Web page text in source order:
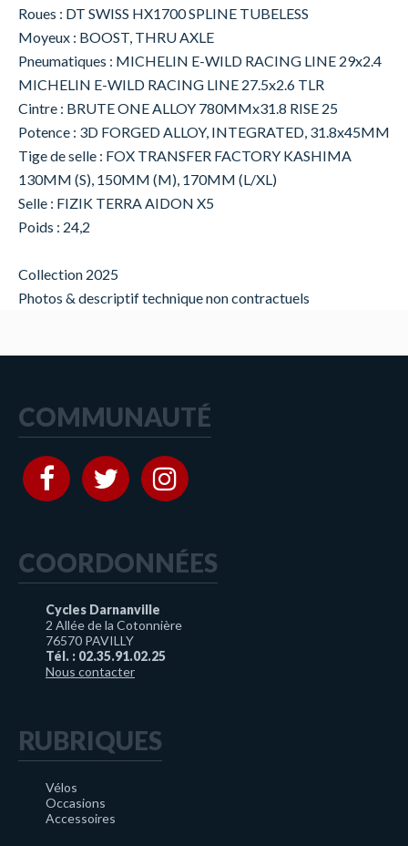
Roues : DT SWISS HX1700 SPLINE TUBELESS
Moyeux : BOOST, THRU AXLE
Pneumatiques : MICHELIN E-WILD RACING LINE 29x2.4
MICHELIN E-WILD RACING LINE 27.5x2.6 TLR
Cintre : BRUTE ONE ALLOY 780MMx31.8 RISE 25
Potence : 3D FORGED ALLOY, INTEGRATED, 31.8x45MM
Tige de selle : FOX TRANSFER FACTORY KASHIMA
130MM (S), 150MM (M), 170MM (L/XL)
Selle : FIZIK TERRA AIDON X5
Poids : 24,2
Collection 2025
Photos & descriptif technique non contractuels
COMMUNAUTÉ
COORDONNÉES
Cycles Darnanville
2 Allée de la Cotonnière
76570 PAVILLY
Tél. : 02.35.91.02.25
Nous contacter
RUBRIQUES
Vélos
Occasions
Accessoires